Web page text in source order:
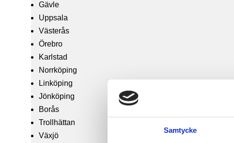
Samtycke
Gävle
Uppsala
Västerås
Örebro
Karlstad
Norrköping
Linköping
Jönköping
Borås
Trollhättan
Växjö